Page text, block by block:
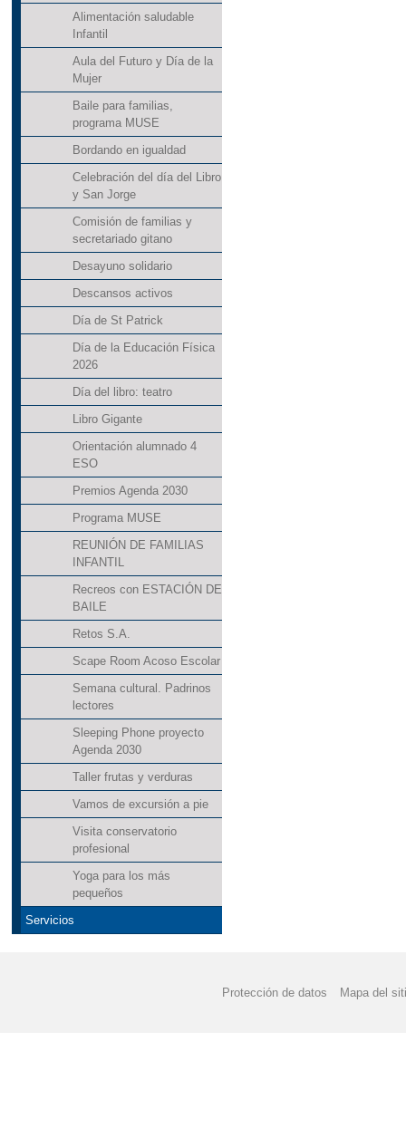
Alimentación saludable
Infantil
Aula del Futuro y Día de la
Mujer
Baile para familias,
programa MUSE
Bordando en igualdad
Celebración del día del Libro
y San Jorge
Comisión de familias y
secretariado gitano
Desayuno solidario
Descansos activos
Día de St Patrick
Día de la Educación Física
2026
Día del libro: teatro
Libro Gigante
Orientación alumnado 4
ESO
Premios Agenda 2030
Programa MUSE
REUNIÓN DE FAMILIAS
INFANTIL
Recreos con ESTACIÓN DE
BAILE
Retos S.A.
Scape Room Acoso Escolar
Semana cultural. Padrinos
lectores
Sleeping Phone proyecto
Agenda 2030
Taller frutas y verduras
Vamos de excursión a pie
Visita conservatorio
profesional
Yoga para los más
pequeños
Servicios
Protección de datos Mapa del